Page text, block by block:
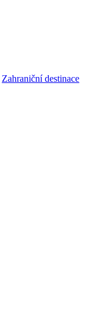
Zahraniční destinace